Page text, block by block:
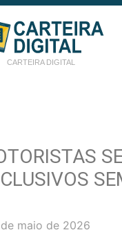
CARTEIRA DIGITAL
maio de 2026